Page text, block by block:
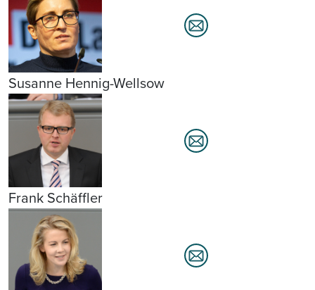
Susanne Hennig-Wellsow
Frank Schäffler